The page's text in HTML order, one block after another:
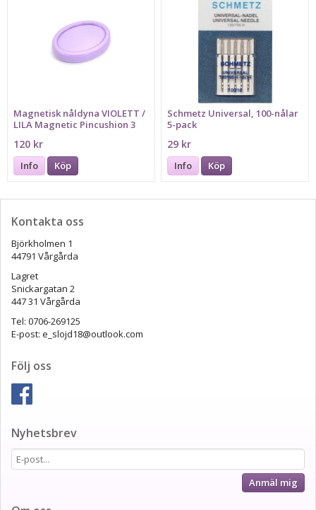
Magnetisk nåldyna VIOLETT /
LILA Magnetic Pincushion 3
120 kr
Info Köp
Schmetz Universal, 100-nålar
5-pack
29 kr
Info Köp
Kontakta oss
Björkholmen 1
44791 Vårgårda
Lagret
Snickargatan 2
447 31 Vårgårda
Tel: 0706-269125
E-post: e_slojd18@outlook.com
Följ oss
Nyhetsbrev
Anmäl mig